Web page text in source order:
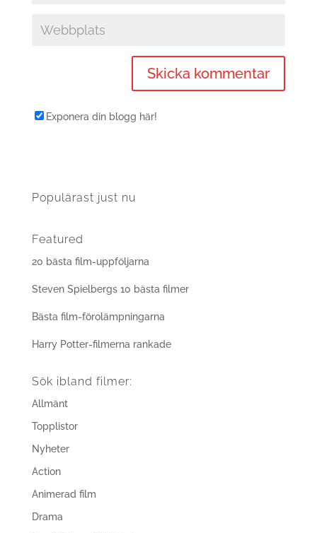
Exponera din blogg här!
Populärast just nu
Featured
20 bästa film-uppföljarna
Steven Spielbergs 10 bästa filmer
Bästa film-förolämpningarna
Harry Potter-filmerna rankade
Sök ibland filmer:
Allmänt
Topplistor
Nyheter
Action
Animerad film
Drama